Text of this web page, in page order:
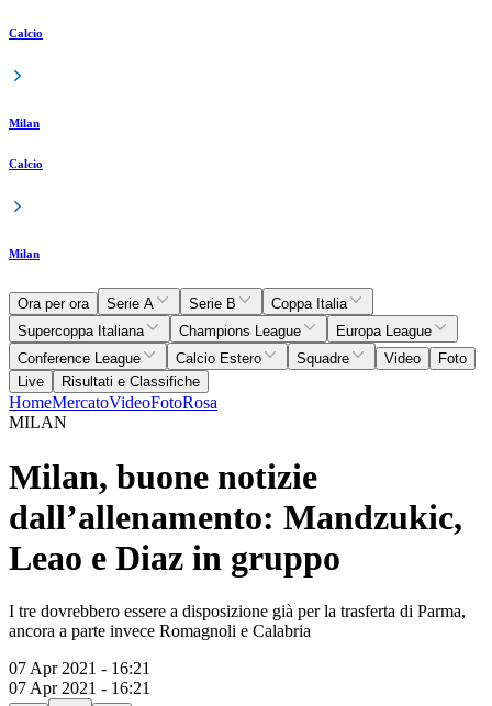
Calcio
Milan
Calcio
Milan
Ora per ora Serie A Serie B
Coppa Italia
Supercoppa Italiana
Champions League
Europa League
Conference League
Calcio Estero Squadre Video
Foto
Live
Risultati e Classifiche
HomeMercatoVideoFotoRosa
MILAN
Milan, buone notizie
dall’allenamento: Mandzukic,
Leao e Diaz in gruppo
I tre dovrebbero essere a disposizione già per la trasferta di Parma,
ancora a parte invece Romagnoli e Calabria
07 Apr 2021 - 16:21
07 Apr 2021 - 16:21